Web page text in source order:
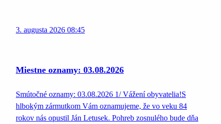
3. augusta 2026 08:45
Miestne oznamy: 03.08.2026
Smútočné oznamy: 03.08.2026 1/ Vážení obyvatelia!S
hlbokým zármutkom Vám oznamujeme, že vo veku 84
rokov nás opustil Ján Letusek. Pohreb zosnulého bude dňa